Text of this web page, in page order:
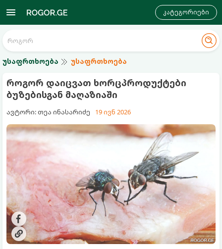
კატეგორიები
უსაფრთხოება უსაფრთხოება
როგორ დაიცვათ ხორცპროდუქტები
ბუზებისგან მაღაზიაში
ავტორი: თეა ინასარიძე 19 ივნ 2026